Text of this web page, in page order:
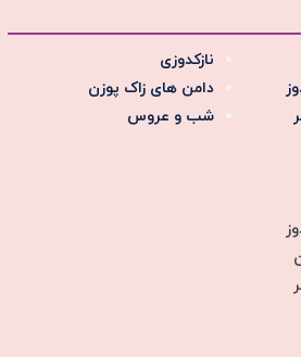
نازکدوزی
دامن های زاک پوزن
شب و عروس